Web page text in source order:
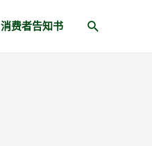
消费者告知书